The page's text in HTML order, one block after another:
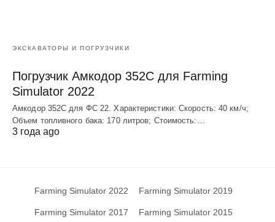
ЭКСКАВАТОРЫ И ПОГРУЗЧИКИ
Погрузчик Амкодор 352С для Farming
Simulator 2022
Амкодор 352С для ФС 22. Характеристики: Скорость: 40 км/ч;
Объем топливного бака: 170 литров; Стоимость:…
3 года ago
Farming Simulator 2022 Farming Simulator 2019
Farming Simulator 2017 Farming Simulator 2015